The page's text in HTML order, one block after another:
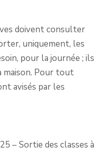
doivent consulter
uniquement, les
pour la journée ; ils
maison. Pour tout
avisés par les
– Sortie des classes à